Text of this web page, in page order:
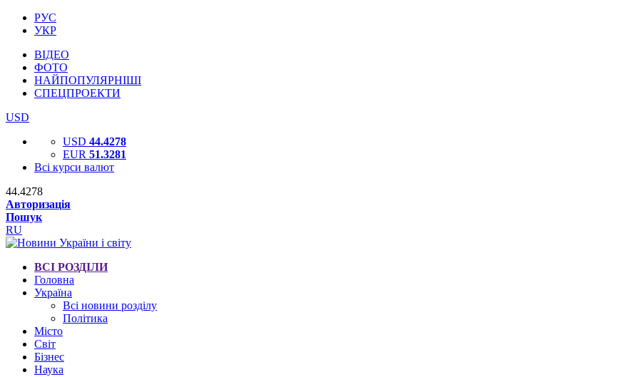
РУС
УКР
ВІДЕО
ФОТО
НАЙПОПУЛЯРНІШІ
СПЕЦПРОЕКТИ
USD
USD 44.4278
EUR 51.3281
Всі курси валют
44.4278
Авторизація
Пошук
RU
ВСІ РОЗДІЛИ
Головна
Україна
Всі новини розділу
Політика
Місто
Світ
Бізнес
Наука